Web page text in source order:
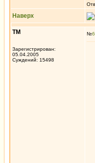
Наверх
ТМ
Зарегистрирован:
05.04.2005
Суждений: 15498
№